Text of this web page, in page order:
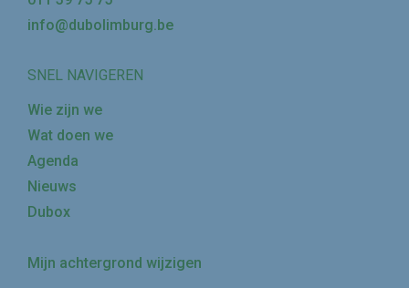
info@dubolimburg.be
SNEL NAVIGEREN
Wie zijn we
Wat doen we
Agenda
Nieuws
Dubox
Mijn achtergrond wijzigen